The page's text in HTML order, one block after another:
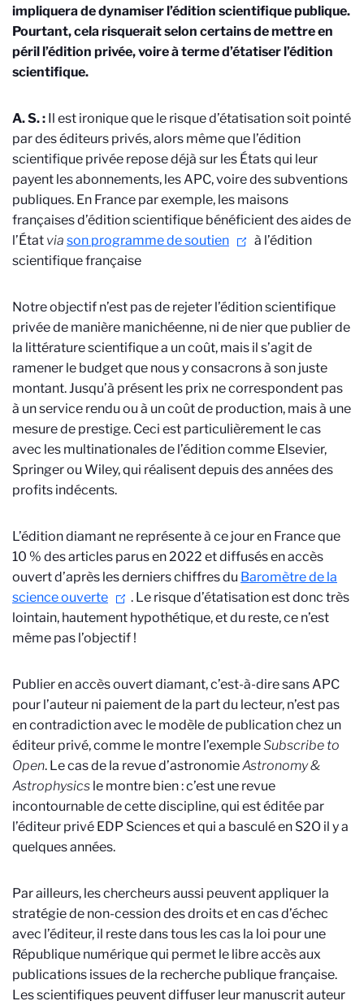
impliquera de dynamiser l’édition scientifique publique.
Pourtant, cela risquerait selon certains de mettre en
péril l’édition privée, voire à terme d’étatiser l’édition
scientifique.
A. S. : Il est ironique que le risque d’étatisation soit pointé
par des éditeurs privés, alors même que l’édition
scientifique privée repose déjà sur les États qui leur
payent les abonnements, les APC, voire des subventions
publiques. En France par exemple, les maisons
françaises d’édition scientifique bénéficient des aides de
l’État via son programme de soutien
à l’édition
scientifique française
Notre objectif n’est pas de rejeter l’édition scientifique
privée de manière manichéenne, ni de nier que publier de
la littérature scientifique a un coût, mais il s’agit de
ramener le budget que nous y consacrons à son juste
montant. Jusqu’à présent les prix ne correspondent pas
à un service rendu ou à un coût de production, mais à une
mesure de prestige. Ceci est particulièrement le cas
avec les multinationales de l’édition comme Elsevier,
Springer ou Wiley, qui réalisent depuis des années des
profits indécents.
L’édition diamant ne représente à ce jour en France que
10 % des articles parus en 2022 et diffusés en accès
ouvert d’après les derniers chiffres du Baromètre de la
science ouverte
. Le risque d’étatisation est donc très
lointain, hautement hypothétique, et du reste, ce n’est
même pas l’objectif !
Publier en accès ouvert diamant, c’est-à-dire sans APC
pour l’auteur ni paiement de la part du lecteur, n’est pas
en contradiction avec le modèle de publication chez un
éditeur privé, comme le montre l’exempleSubscribe to
Open. Le cas de la revue d’astronomieAstronomy &
Astrophysics le montre bien : c’est une revue
incontournable de cette discipline, qui est éditée par
l’éditeur privé EDP Sciences et qui a basculé en S2O il y a
quelques années.
Par ailleurs, les chercheurs aussi peuvent appliquer la
stratégie de non-cession des droits et en cas d’échec
avec l’éditeur, il reste dans tous les cas la loi pour une
République numérique qui permet le libre accès aux
publications issues de la recherche publique française.
Les scientifiques peuvent diffuser leur manuscrit auteur